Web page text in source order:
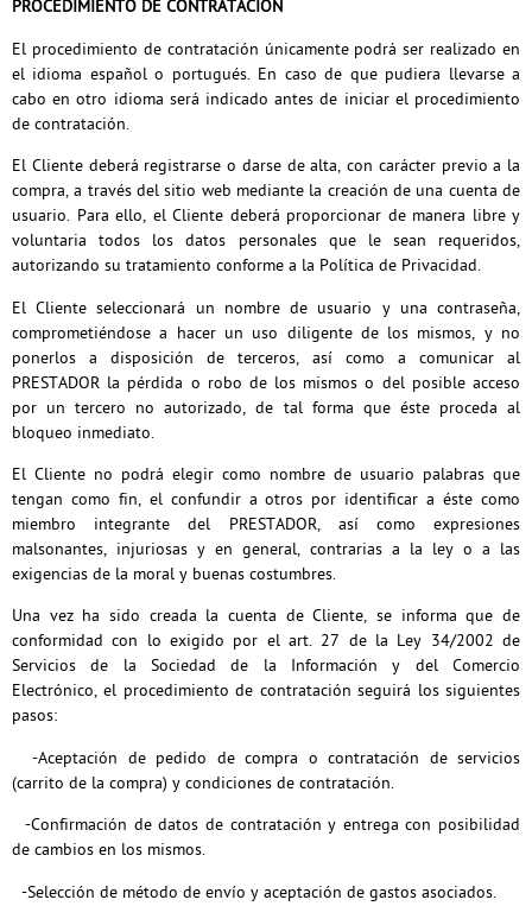
PROCEDIMIENTO DE CONTRATACIÓN
El procedimiento de contratación únicamente podrá ser realizado en
el idioma español o portugués. En caso de que pudiera llevarse a
cabo en otro idioma será indicado antes de iniciar el procedimiento
de contratación.
El Cliente deberá registrarse o darse de alta, con carácter previo a la
compra, a través del sitio web mediante la creación de una cuenta de
usuario. Para ello, el Cliente deberá proporcionar de manera libre y
voluntaria todos los datos personales que le sean requeridos,
autorizando su tratamiento conforme a la Política de Privacidad.
El Cliente seleccionará un nombre de usuario y una contraseña,
comprometiéndose a hacer un uso diligente de los mismos, y no
ponerlos a disposición de terceros, así como a comunicar al
PRESTADOR la pérdida o robo de los mismos o del posible acceso
por un tercero no autorizado, de tal forma que éste proceda al
bloqueo inmediato.
El Cliente no podrá elegir como nombre de usuario palabras que
tengan como fin, el confundir a otros por identificar a éste como
miembro integrante del PRESTADOR, así como expresiones
malsonantes, injuriosas y en general, contrarias a la ley o a las
exigencias de la moral y buenas costumbres.
Una vez ha sido creada la cuenta de Cliente, se informa que de
conformidad con lo exigido por el art. 27 de la Ley 34/2002 de
Servicios de la Sociedad de la Información y del Comercio
Electrónico, el procedimiento de contratación seguirá los siguientes
pasos:
-Aceptación de pedido de compra o contratación de servicios
(carrito de la compra) y condiciones de contratación.
-Confirmación de datos de contratación y entrega con posibilidad
de cambios en los mismos.
-Selección de método de envío y aceptación de gastos asociados.